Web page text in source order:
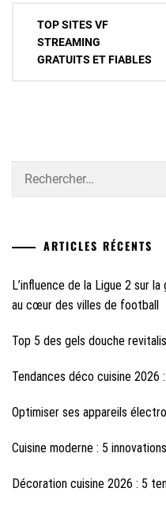
Navigation
l’article
TOP SITES VF
STREAMING
GRATUITS ET FIABLES
ARTICLES RÉCENTS
L’influence de la Ligue 2 sur
au cœur des villes de football
Top 5 des gels douche
Tendances déco cuisine 2026
Optimiser ses appareils
Cuisine moderne : 5
Décoration cuisine 2026 : 5